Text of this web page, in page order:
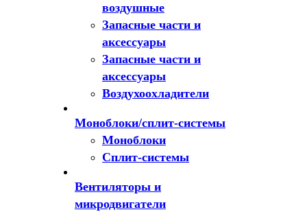
воздушные
Запасные части и
аксессуары
Запасные части и
аксессуары
Воздухоохладители
Моноблоки/сплит-системы
Моноблоки
Сплит-системы
Вентиляторы и
микродвигатели